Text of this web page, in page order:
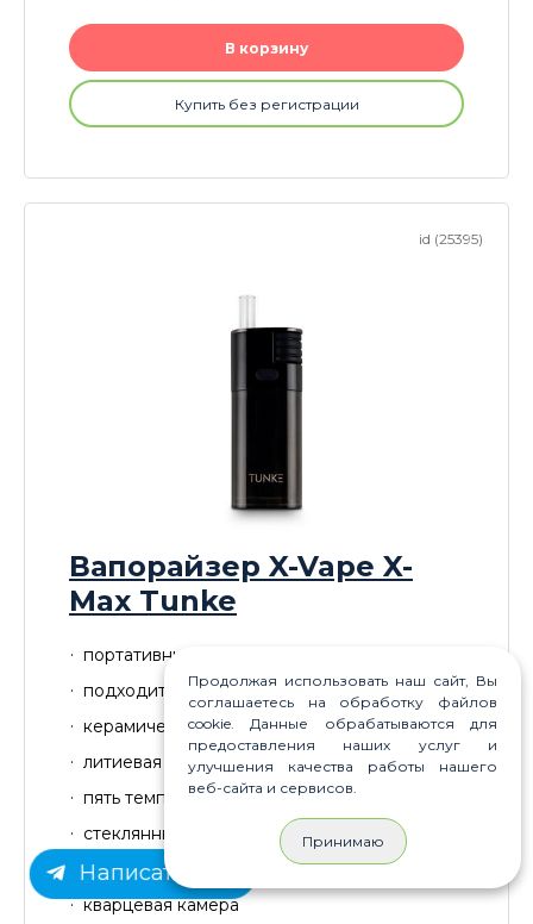
В корзину
Купить без регистрации
id (25395)
Вапорайзер X-Vape X-
Max Tunke
портативный кондукционный вапорайзер
подходит для масла и концентратов
керамическая камера нагрева
литиевая батарея 650 мАч
пять температурных режимов (260-380°C)
стеклянный мундштук
вместительный резервуар для воды
кварцевая камера
Написать нам
Продолжая использовать наш сайт, Вы
соглашаетесь на обработку файлов
cookie. Данные обрабатываются для
предоставления наших услуг и
улучшения качества работы нашего
веб-сайта и сервисов.
Принимаю